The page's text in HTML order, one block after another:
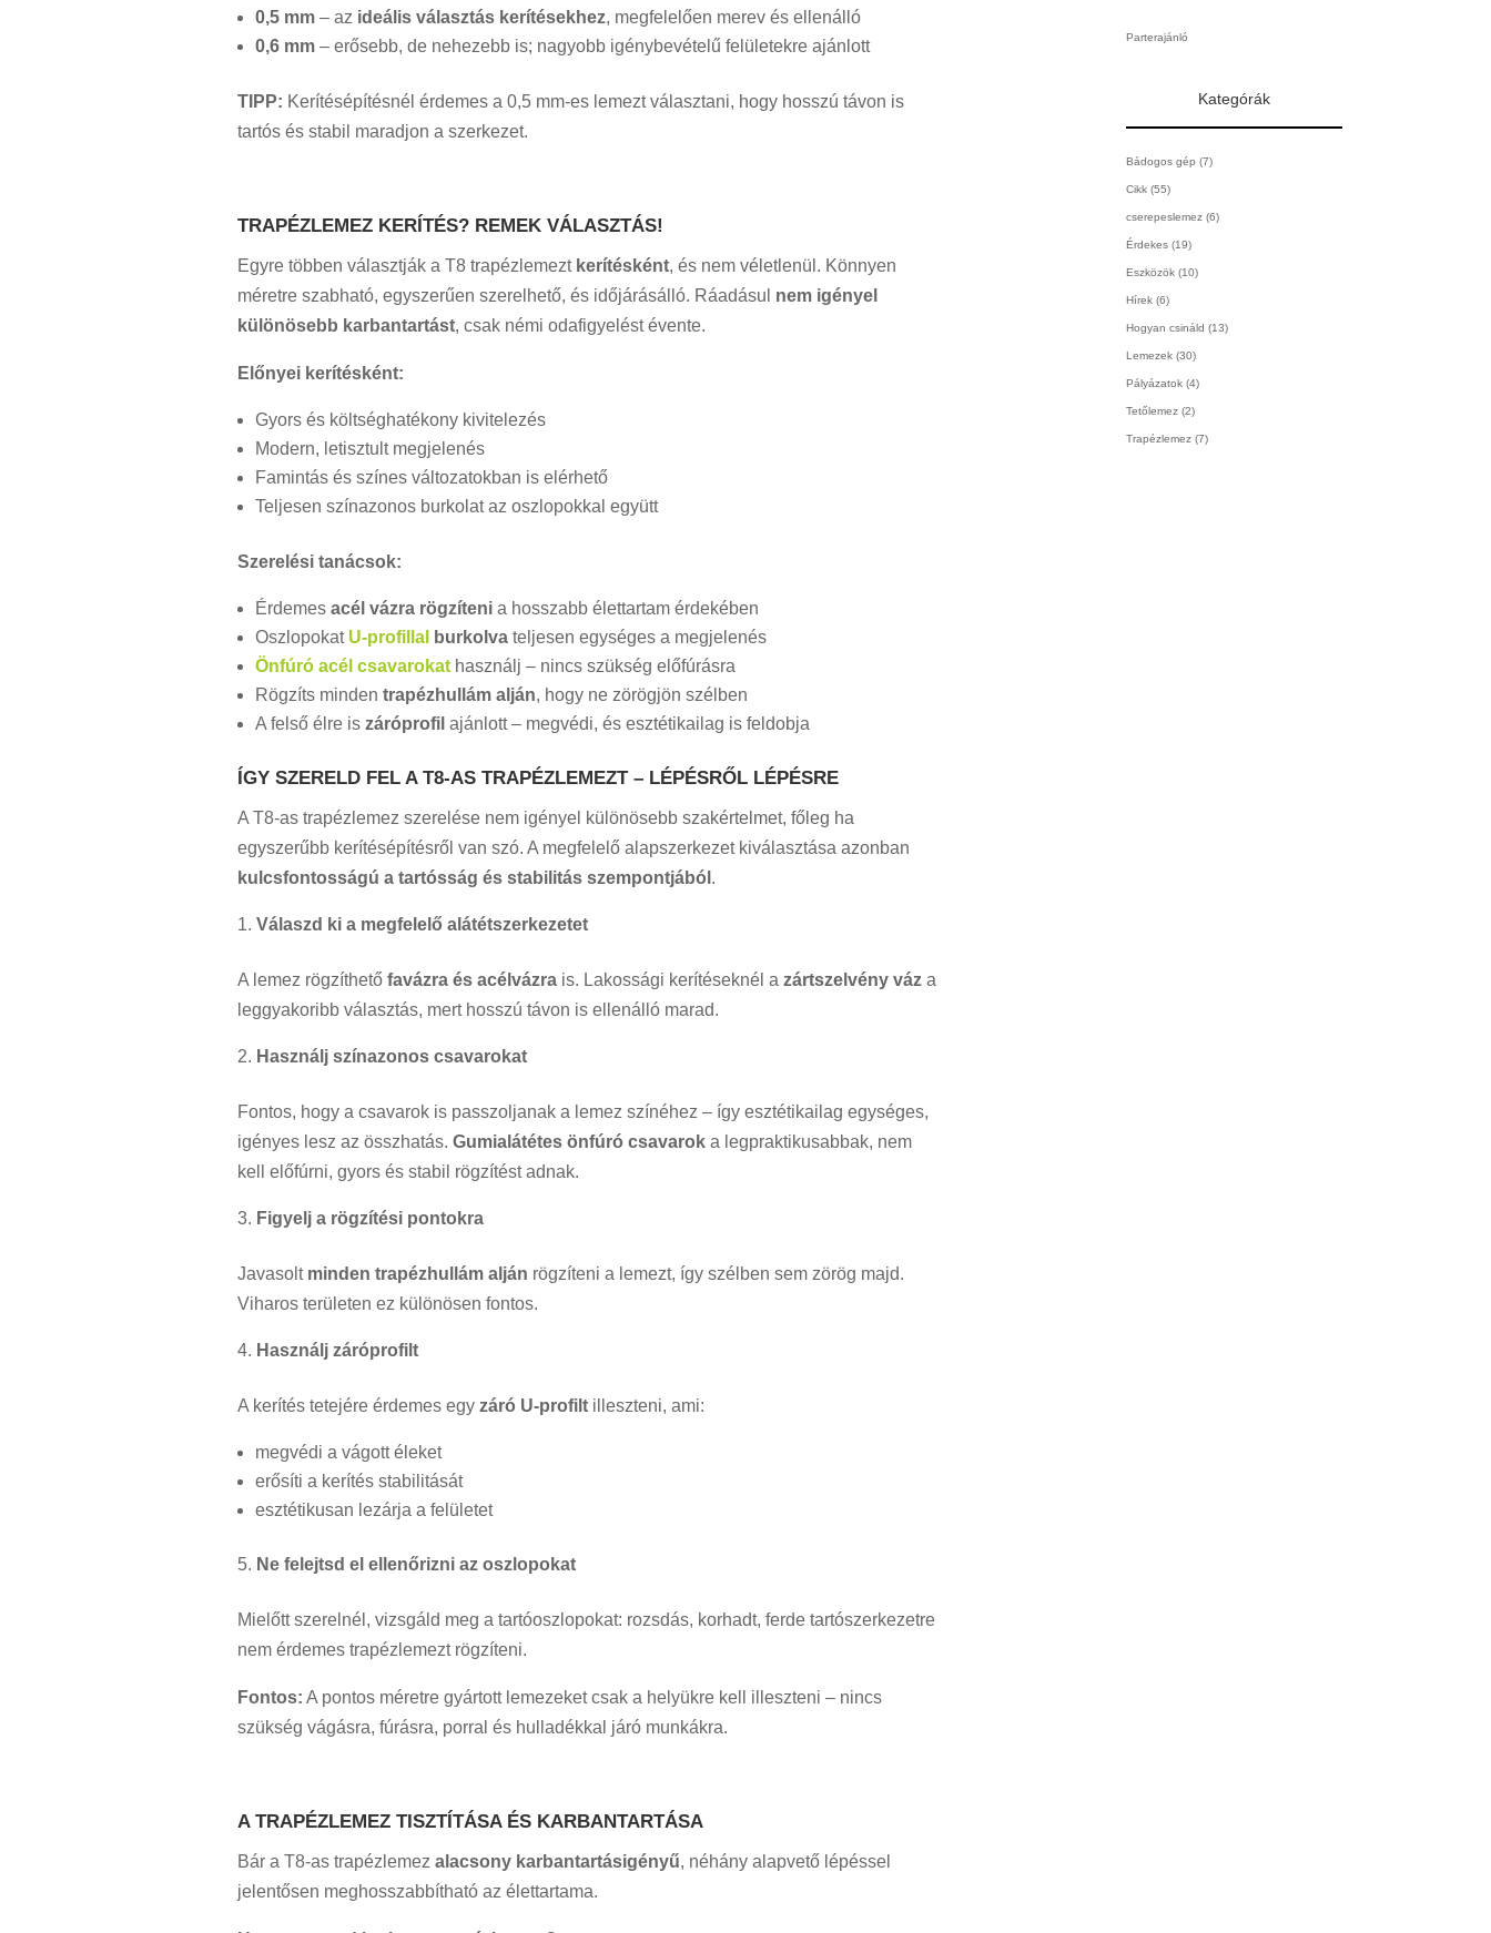
0,5 mm– az ideális választás kerítésekhez, megfelelően merev és ellenálló
0,6 mm– erősebb, de nehezebb is; nagyobb igénybevételű felületekre ajánlott
TIPP: Kerítésépítésnél érdemes a 0,5 mm-es lemezt választani, hogy hosszú távon is
tartós és stabil maradjon a szerkezet.
TRAPÉZLEMEZ KERÍTÉS? REMEK VÁLASZTÁS!
Egyre többen választják a T8 trapézlemezt kerítésként, és nem véletlenül. Könnyen
méretre szabható, egyszerűen szerelhető, és időjárásálló. Ráadásul nem igényel
különösebb karbantartást, csak némi odafigyelést évente.
Előnyei kerítésként:
Gyors és költséghatékony kivitelezés
Modern, letisztult megjelenés
Famintás és színes változatokban is elérhető
Teljesen színazonos burkolat az oszlopokkal együtt
Szerelési tanácsok:
Érdemes acél vázra rögzítenia hosszabb élettartam érdekében
Oszlopokat U-profillal burkolvateljesen egységes a megjelenés
Önfúró acél csavarokathasználj – nincs szükség előfúrásra
Rögzíts minden trapézhullám alján, hogy ne zörögjön szélben
A felső élre is záróprofil ajánlott – megvédi, és esztétikailag is feldobja
ÍGY SZERELD FEL A T8-AS TRAPÉZLEMEZT – LÉPÉSRŐL LÉPÉSRE
A T8-as trapézlemez szerelése nem igényel különösebb szakértelmet, főleg ha
egyszerűbb kerítésépítésről van szó. A megfelelő alapszerkezet kiválasztása azonban
kulcsfontosságú a tartósság és stabilitás szempontjából .
Válaszd ki a megfelelő alátétszerkezetet
A lemez rögzíthető favázra és acélvázrais. Lakossági kerítéseknél a zártszelvény váza
leggyakoribb választás, mert hosszú távon is ellenálló marad.
Használj színazonos csavarokat
Fontos, hogy a csavarok is passzoljanak a lemez színéhez – így esztétikailag egységes,
igényes lesz az összhatás. Gumialátétes önfúró csavaroka legpraktikusabbak, nem
kell előfúrni, gyors és stabil rögzítést adnak.
Figyelj a rögzítési pontokra
Javasolt minden trapézhullám alján rögzíteni a lemezt, így szélben sem zörög majd.
Viharos területen ez különösen fontos.
Használj záróprofilt
A kerítés tetejére érdemes egy záró U-profiltilleszteni, ami:
megvédi a vágott éleket
erősíti a kerítés stabilitását
esztétikusan lezárja a felületet
Ne felejtsd el ellenőrizni az oszlopokat
Mielőtt szerelnél, vizsgáld meg a tartóoszlopokat: rozsdás, korhadt, ferde tartószerkezetre
nem érdemes trapézlemezt rögzíteni.
Fontos: A pontos méretre gyártott lemezeket csak a helyükre kell illeszteni – nincs
szükség vágásra, fúrásra, porral és hulladékkal járó munkákra.
A TRAPÉZLEMEZ TISZTÍTÁSA ÉS KARBANTARTÁSA
Bár a T8-as trapézlemez alacsony karbantartásigényű, néhány alapvető lépéssel
jelentősen meghosszabbítható az élettartama.
Parterajánló
Kategórák
Bádogos gép (7)
Cikk (55)
cserepeslemez (6)
Érdekes (19)
Eszközök (10)
Hírek (6)
Hogyan csináld (13)
Lemezek (30)
Pályázatok (4)
Tetőlemez (2)
Trapézlemez (7)